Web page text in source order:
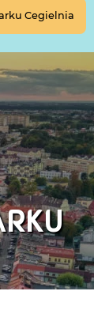
Cegielnia